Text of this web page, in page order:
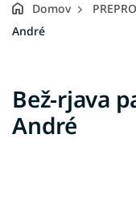
Domov
André
Bež-rjava
André